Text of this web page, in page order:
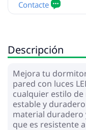
Descripción
Mejora tu
pared con luces
cualquier estilo
estable y
material duradero
que es resistente